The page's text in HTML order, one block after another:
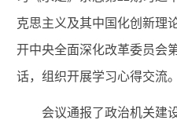
克思主义及其中国化创新理
开中央全面深化改革委员会
话，组织开展学习心得交流。
会议通报了政治机关建